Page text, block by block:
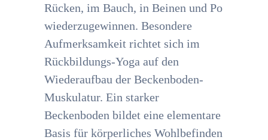
Rücken, im Bauch, in Beinen und Po
wiederzugewinnen. Besondere
Aufmerksamkeit richtet sich im
Rückbildungs-Yoga auf den
Wiederaufbau der Beckenboden-
Muskulatur. Ein starker
Beckenboden bildet eine elementare
Basis für körperliches Wohlbefinden